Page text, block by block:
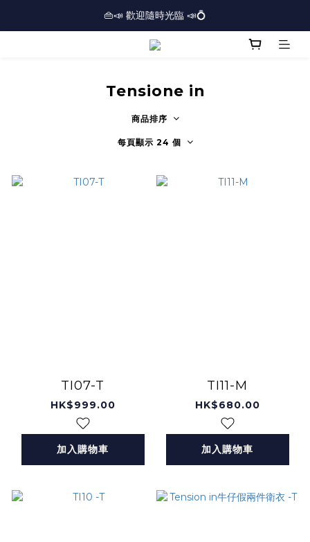
🏢逾三千呎實體門市⏰開放時間：12PM-7PM *星期日休息*⏰
👜📣 歡迎隨時光臨 📣💍
❤️地址：尖沙咀金馬倫道太興廣場10樓全層
Tensione in
商品排序
每頁顯示 24 個
TI07-T
HK$999.00
加入購物車
TI11-M
HK$680.00
加入購物車